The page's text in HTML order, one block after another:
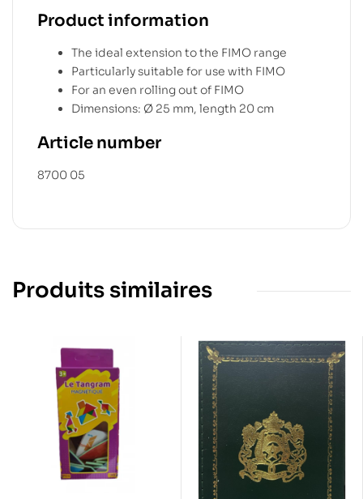
Product information
The ideal extension to the FIMO range
Particularly suitable for use with FIMO
For an even rolling out of FIMO
Dimensions: Ø 25 mm, length 20 cm
Article number
8700 05
Produits similaires